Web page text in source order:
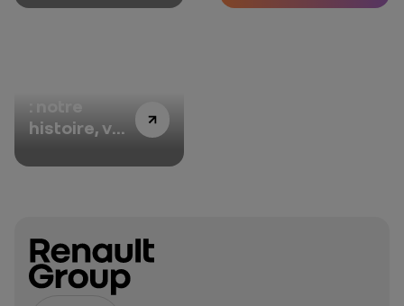
pour
demain
histoire, vos